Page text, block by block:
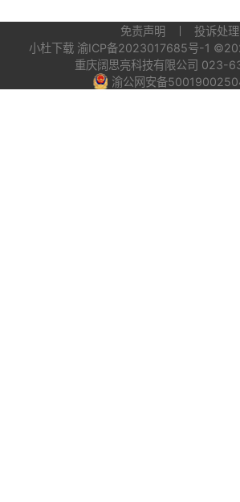
免责声明
投诉处理
小杜下载 渝ICP备2023017685号-1
重庆阔思亮科技有限公司 023-
渝公网安备